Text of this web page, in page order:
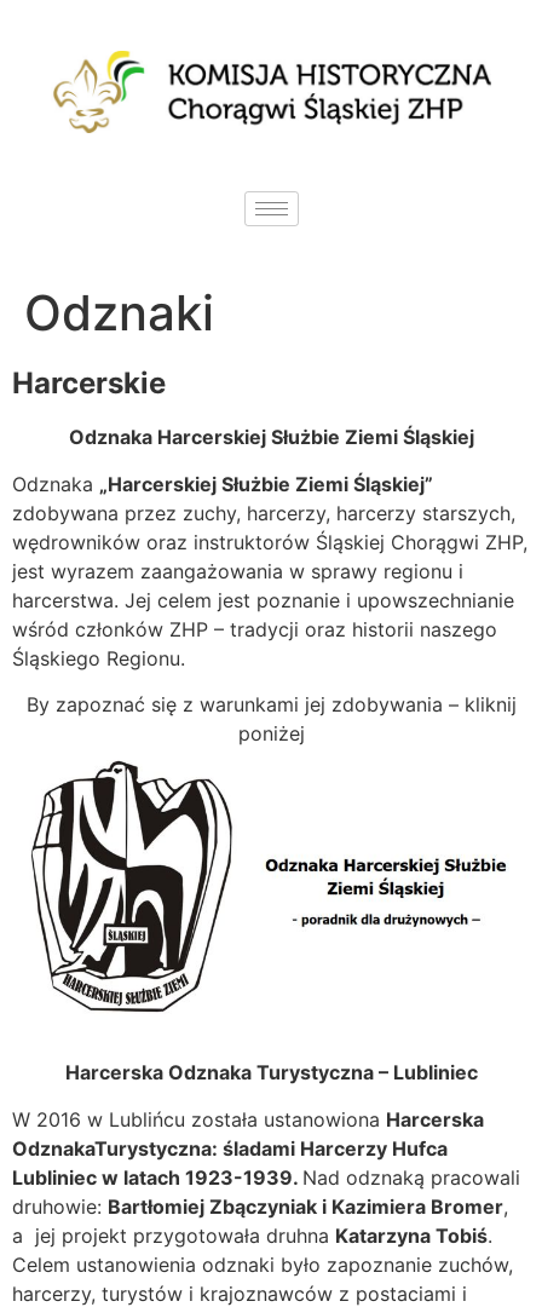
Odznaki
Harcerskie
Odznaka Harcerskiej Służbie Ziemi Śląskiej
Odznaka „Harcerskiej Służbie Ziemi Śląskiej”
zdobywana przez zuchy, harcerzy, harcerzy starszych,
wędrowników oraz instruktorów Śląskiej Chorągwi ZHP,
jest wyrazem zaangażowania w sprawy regionu i
harcerstwa. Jej celem jest poznanie i upowszechnianie
wśród członków ZHP – tradycji oraz historii naszego
Śląskiego Regionu.
By zapoznać się z warunkami jej zdobywania – kliknij
poniżej
Harcerska Odznaka Turystyczna – Lubliniec
W 2016 w Lublińcu została ustanowiona Harcerska
OdznakaTurystyczna: śladami Harcerzy Hufca
Lubliniec w latach 1923-1939. Nad odznaką pracowali
druhowie: Bartłomiej Zbączyniak i Kazimiera Bromer,
a jej projekt przygotowała druhna Katarzyna Tobiś.
Celem ustanowienia odznaki było zapoznanie zuchów,
harcerzy, turystów i krajoznawców z postaciami i